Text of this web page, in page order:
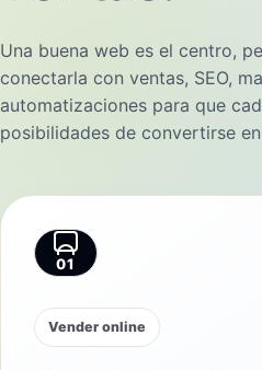
Una buena web es el centro,
conectarla con ventas, SEO,
automatizaciones para que
posibilidades de convertirse
01
Vender online